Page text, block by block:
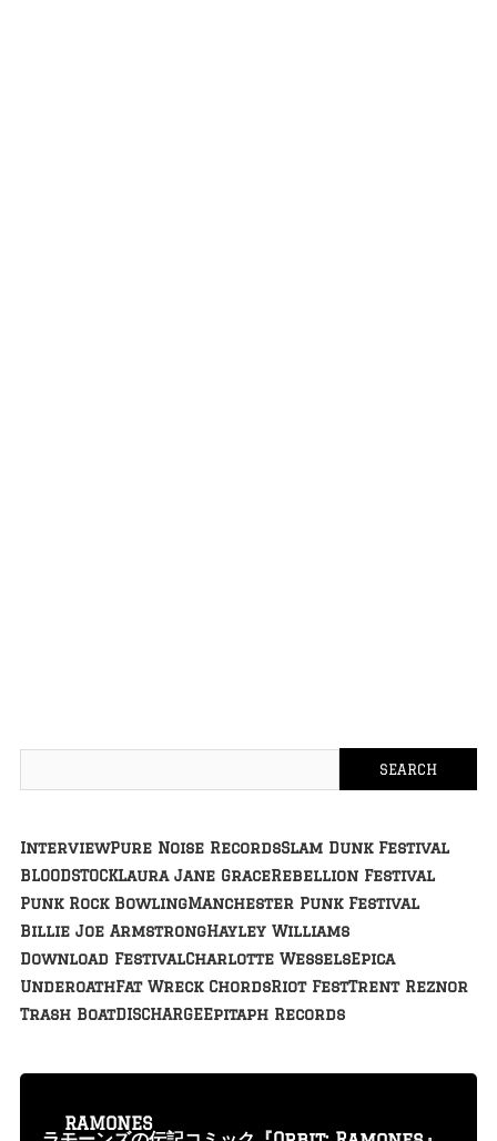
InterviewPure Noise RecordsSlam Dunk Festival
BLOODSTOCKLaura Jane GraceRebellion Festival
Punk Rock BowlingManchester Punk Festival
Billie Joe ArmstrongHayley Williams
Download FestivalCharlotte WesselsEpica
UnderoathFat Wreck ChordsRiot FestTrent Reznor
Trash BoatDISCHARGEEpitaph Records
RAMONES